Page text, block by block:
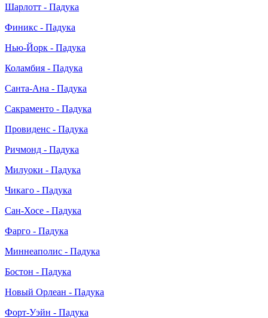
Шарлотт - Падука
Финикс - Падука
Нью-Йорк - Падука
Коламбия - Падука
Санта-Ана - Падука
Сакраменто - Падука
Провиденс - Падука
Ричмонд - Падука
Милуоки - Падука
Чикаго - Падука
Сан-Хосе - Падука
Фарго - Падука
Миннеаполис - Падука
Бостон - Падука
Новый Орлеан - Падука
Форт-Уэйн - Падука